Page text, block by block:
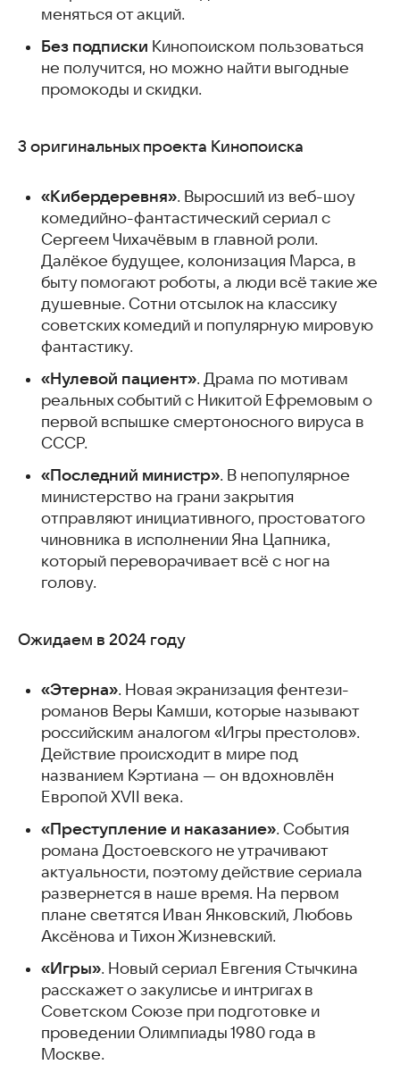
меняться от акций.
Без подписки Кинопоиском пользоваться
не получится, но можно найти выгодные
промокоды и скидки.
3 оригинальных проекта Кинопоиска
«Кибердеревня». Выросший из веб-шоу
комедийно-фантастический сериал с
Сергеем Чихачёвым в главной роли.
Далёкое будущее, колонизация Марса, в
быту помогают роботы, а люди всё такие же
душевные. Сотни отсылок на классику
советских комедий и популярную мировую
фантастику.
«Нулевой пациент». Драма по мотивам
реальных событий с Никитой Ефремовым о
первой вспышке смертоносного вируса в
СССР.
«Последний министр». В непопулярное
министерство на грани закрытия
отправляют инициативного, простоватого
чиновника в исполнении Яна Цапника,
который переворачивает всё с ног на
голову.
Ожидаем в 2024 году
«Этерна». Новая экранизация фентези-
романов Веры Камши, которые называют
российским аналогом «Игры престолов».
Действие происходит в мире под
названием Кэртиана — он вдохновлён
Европой XVII века.
«Преступление и наказание». События
романа Достоевского не утрачивают
актуальности, поэтому действие сериала
развернется в наше время. На первом
плане светятся Иван Янковский, Любовь
Аксёнова и Тихон Жизневский.
«Игры». Новый сериал Евгения Стычкина
расскажет о закулисье и интригах в
Советском Союзе при подготовке и
проведении Олимпиады 1980 года в
Москве.